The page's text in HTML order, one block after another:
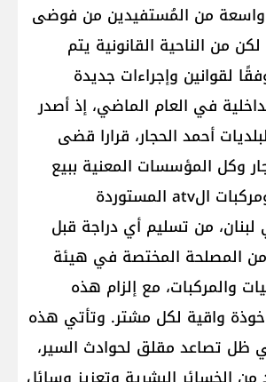
من المُستفيدين من فوضى
لكن من الناحية القانونية يتم
لقوانين وإجراءات جديدة
في العام الماضي، إذ أصدر
أحمد الحجار، قرارا قضى
وكل المؤسسات المعنية ببيع
الدراجات الآلية ومركبات الatv المستوردة
من تسليم أي دراجة قبل
المصلحة المختصة في هيئة
والمركبات، مع إلزام هذه
واقية لكل مشتر. وتأتي هذه
ظل تصاعد مقلق لحوادث السير،